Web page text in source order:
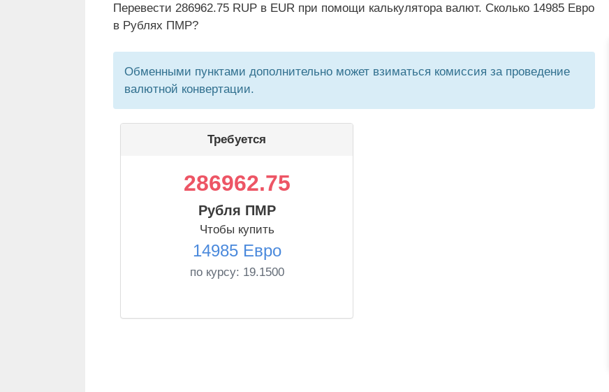
Перевести 286962.75 RUP в EUR при помощи калькулятора валют. Сколько 14985 Евро
в Рублях ПМР?
Обменными пунктами дополнительно может взиматься комиссия за проведение
валютной конвертации.
Требуется
286962.75
Рубля ПМР
Чтобы купить
14985 Евро
по курсу: 19.1500